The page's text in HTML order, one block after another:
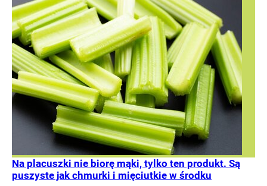
Na placuszki nie biorę mąki, tylko ten produkt. Są
puszyste jak chmurki i mięciutkie w środku